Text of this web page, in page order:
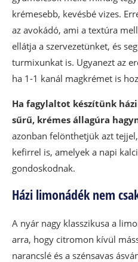
krémesebb, kevésbé vizes.
az avokádó, ami a textúra
ellátja a szervezetünket, és
turmixunkat is. Ugyanezt az
ha 1-1 kanál magkrémet is
Ha fagylaltot készítünk
sűrű, krémes állagúra
azonban felönthetjük azt
kefirrel is, amelyek a napi
gondoskodnak.
Házi limonádék nem
A nyár nagy klasszikusa a
arra, hogy citromon kívül
narancslé és a szénsavas